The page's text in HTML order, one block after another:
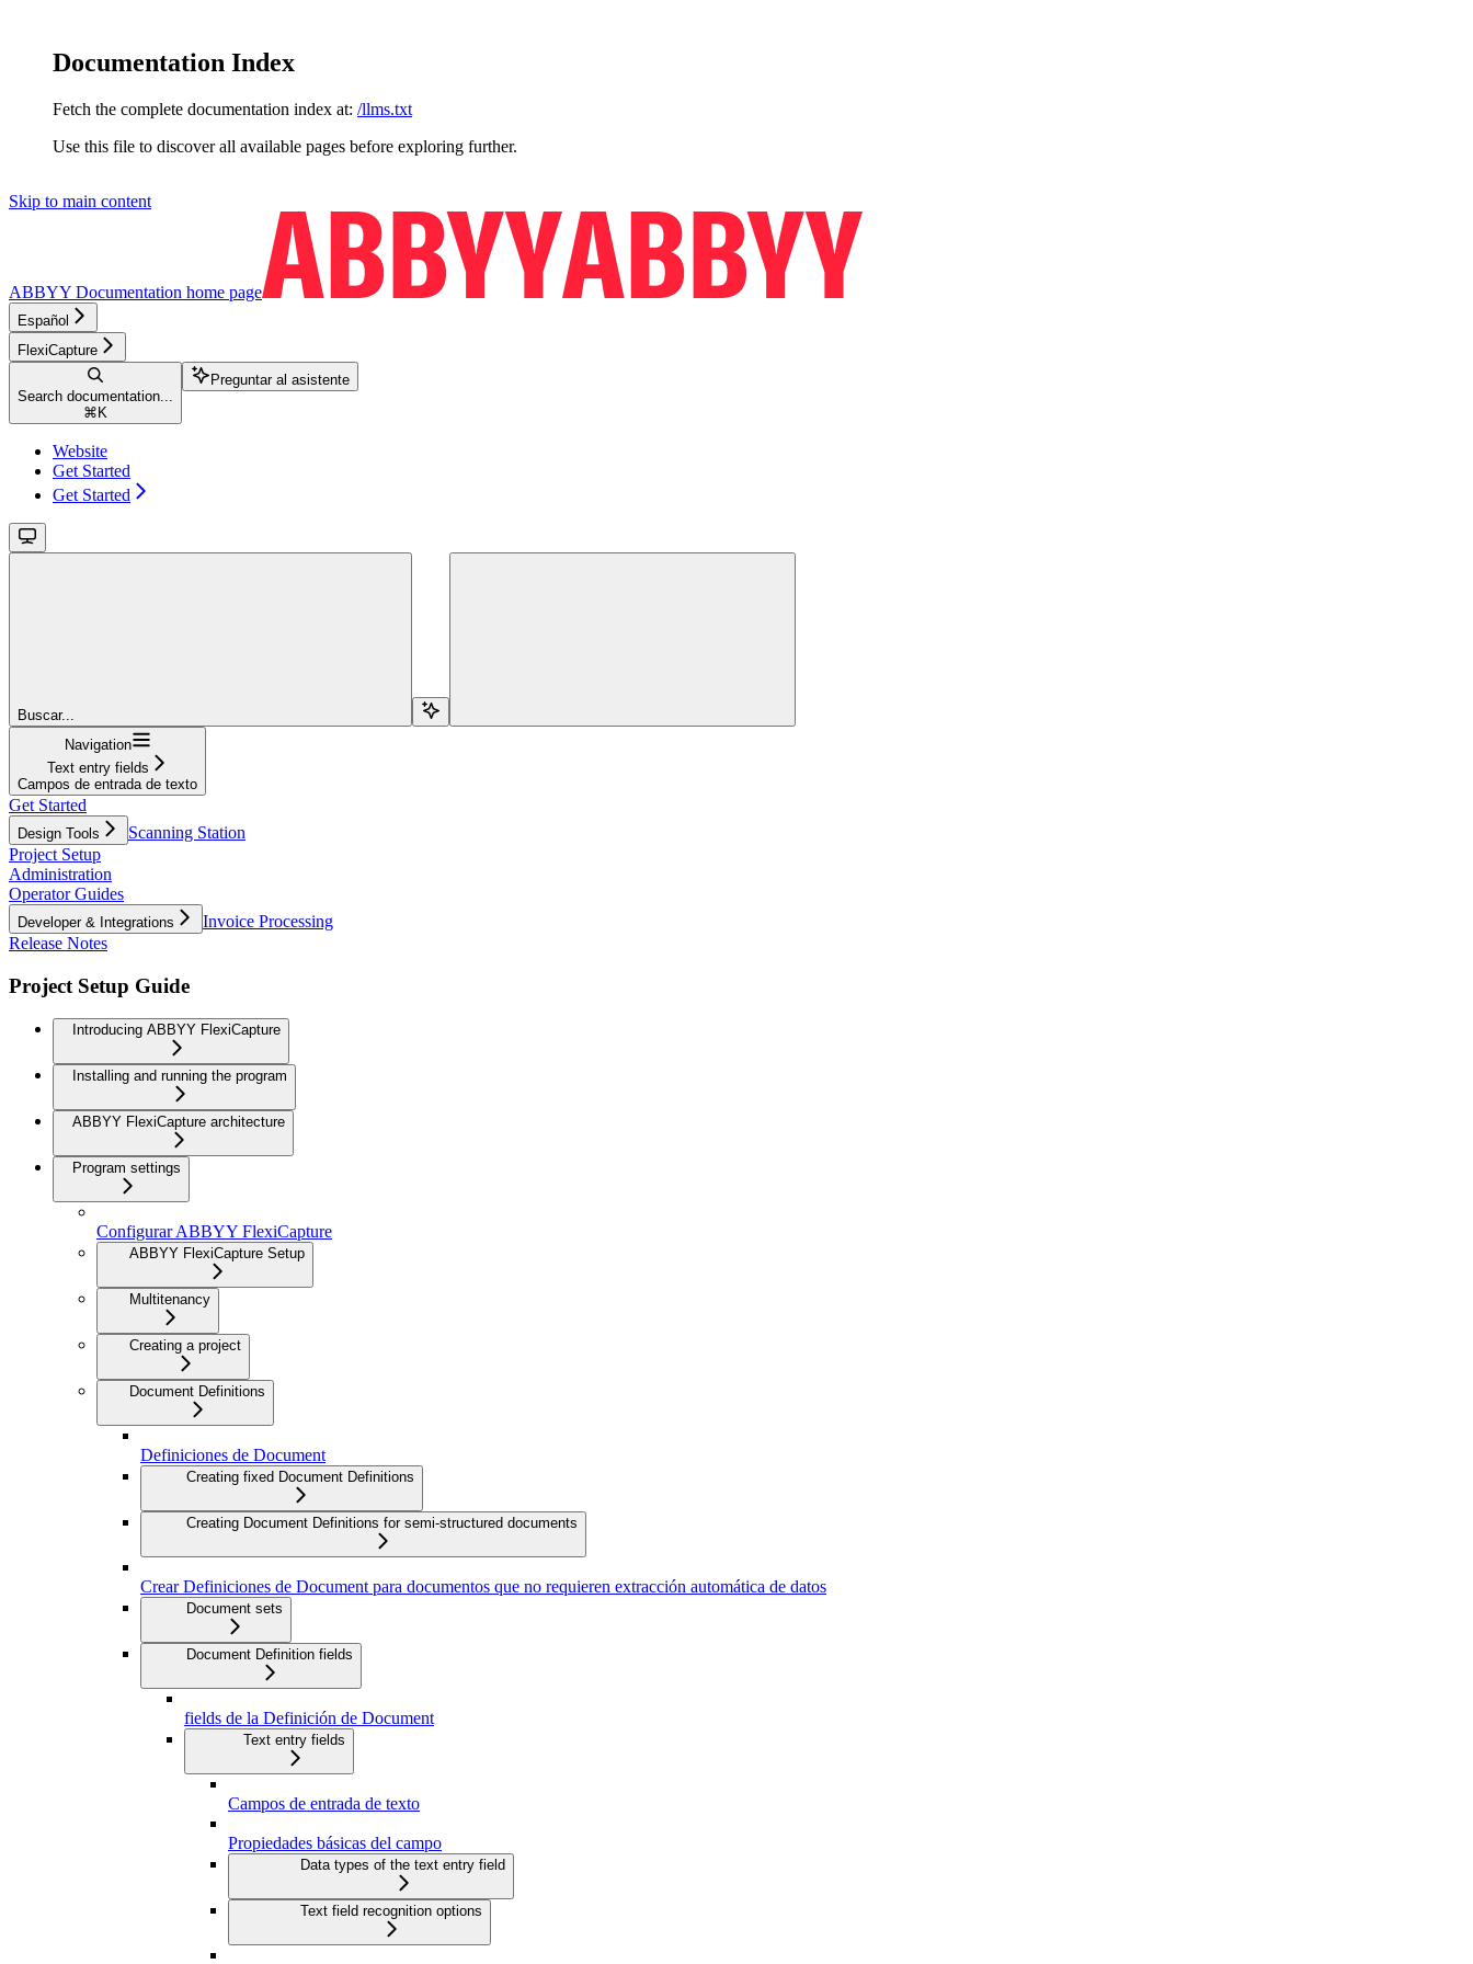
Documentation Index
Fetch the complete documentation index at: /llms.txt
Use this file to discover all available pages before exploring further.
Skip to main content
ABBYY Documentation home page
Español
FlexiCapture
Search documentation...
⌘ K
Preguntar al asistente
Website
Get Started
Get Started
Buscar...
Navigation
Text entry fields
Campos de entrada de texto
Get Started
Design Tools
Scanning Station
Project Setup
Administration
Operator Guides
Developer & Integrations
Invoice Processing
Release Notes
Project Setup Guide
Introducing ABBYY FlexiCapture
Installing and running the program
ABBYY FlexiCapture architecture
Program settings
Configurar ABBYY FlexiCapture
ABBYY FlexiCapture Setup
Multitenancy
Creating a project
Document Definitions
Definiciones de Document
Creating fixed Document Definitions
Creating Document Definitions for semi-structured documents
Crear Definiciones de Document para documentos que no requieren extracción automática de datos
Document sets
Document Definition fields
fields de la Definición de Document
Text entry fields
Campos de entrada de texto
Propiedades básicas del campo
Data types of the text entry field
Text field recognition options